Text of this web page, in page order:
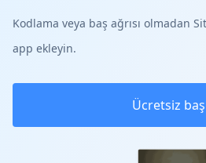
Kodlama veya baş ağrısı olmadan
app ekleyin.
Ücretsiz